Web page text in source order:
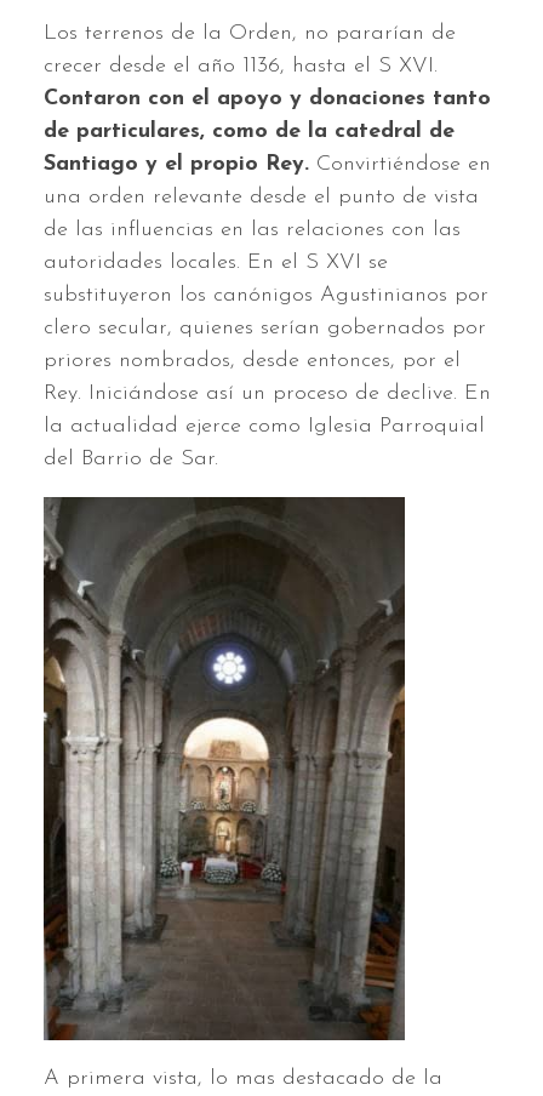
Los terrenos de la Orden, no pararían de
crecer desde el año 1136, hasta el S XVI.
Contaron con el apoyo y donaciones tanto
de particulares, como de la catedral de
Santiago y el propio Rey. Convirtiéndose en
una orden relevante desde el punto de vista
de las influencias en las relaciones con las
autoridades locales. En el S XVI se
substituyeron los canónigos Agustinianos por
clero secular, quienes serían gobernados por
priores nombrados, desde entonces, por el
Rey. Iniciándose así un proceso de declive. En
la actualidad ejerce como Iglesia Parroquial
del Barrio de Sar.
A primera vista, lo mas destacado de la